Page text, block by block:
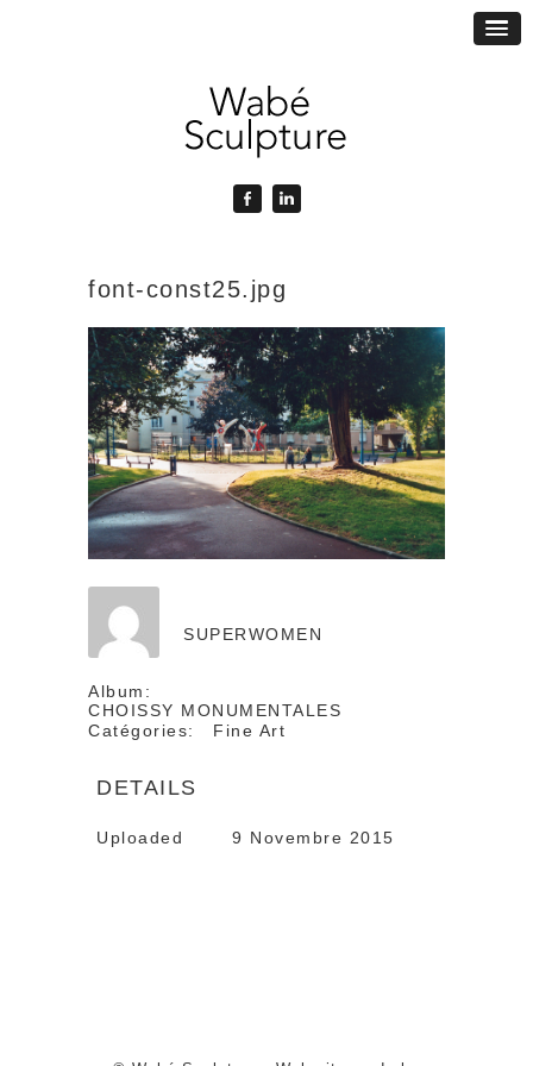
font-const25.jpg
SUPERWOMEN
Album:
CHOISSY MONUMENTALES
Catégories:
Fine Art
DETAILS
Uploaded 9 Novembre 2015